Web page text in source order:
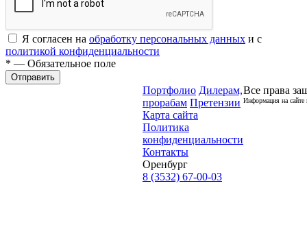
Я согласен на обработку персональных данных и с
политикой конфиденциальности
* — Обязательное поле
Отправить
Портфолио Дилерам,
прорабам Претензии
Карта сайта
Политика
конфиденциальности
Контакты
Оренбург
8 (3532) 67-00-03
Все права
Информация на сайте